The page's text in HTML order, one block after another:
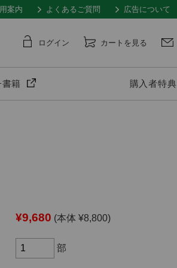
案内 よくあるご質問 広告について
ログイン カートを見る
籍 購入者特典
¥9,680 (本体 ¥8,800)
部